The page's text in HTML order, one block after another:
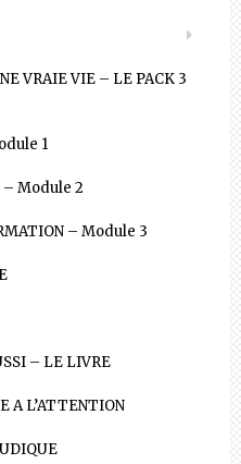
VRAIE VIE – LE PACK 3
1
– Module 2
– Module 3
– LE LIVRE
A L’ATTENTION